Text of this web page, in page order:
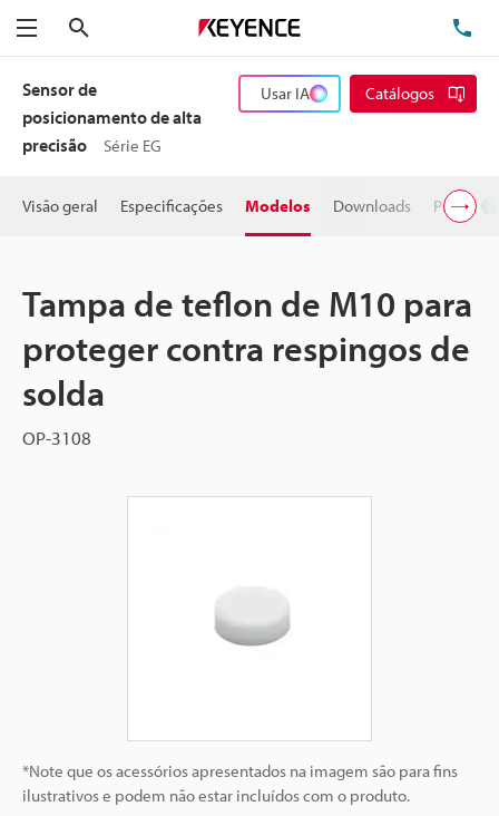
Menu
Sensor de
posicionamento de alta
precisão
Série EG
Usar IA Catálogos
Visão geral Especificações Modelos Downloads Preço
Tampa de teflon de M10 para
proteger contra respingos de
solda
OP-3108
*Note que os acessórios apresentados na imagem são para fins
ilustrativos e podem não estar incluídos com o produto.